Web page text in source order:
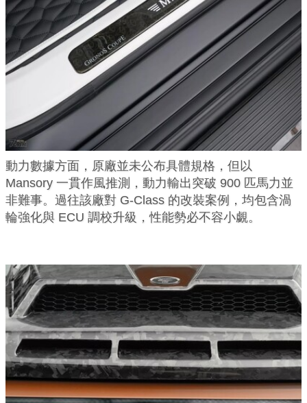
動力數據方面，原廠並未公布具體規格，但以
Mansory 一貫作風推測，動力輸出突破 900 匹馬力並
非難事。過往該廠對 G-Class 的改裝案例，均包含渦
輪強化與 ECU 調校升級，性能勢必不容小覷。